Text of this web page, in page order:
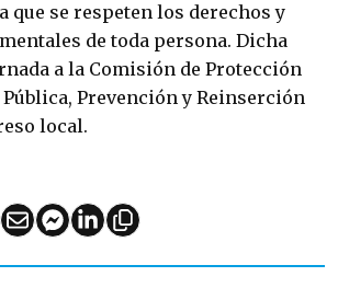
que se respeten los derechos y
de toda persona. Dicha
a la Comisión de Protección
Prevención y Reinserción
local.